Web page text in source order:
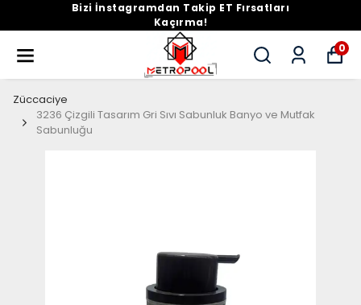
Bizi İnstagramdan Takip ET Fırsatları
Kaçırma!
0
Züccaciye
3236 Çizgili Tasarım Gri Sıvı Sabunluk Banyo ve Mutfak
Sabunluğu